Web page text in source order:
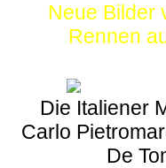
Neue Bilder
Rennen
Die Italiener
Carlo
De